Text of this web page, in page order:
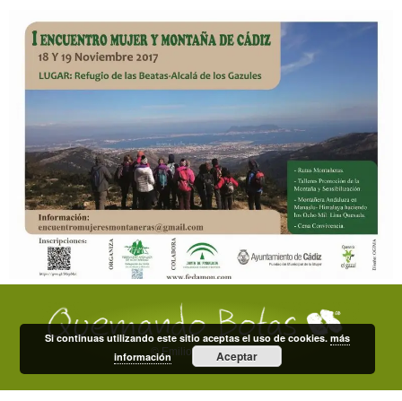
© Emilio Domínguez
Si continuas utilizando este sitio aceptas el uso de cookies.más
información
Aceptar